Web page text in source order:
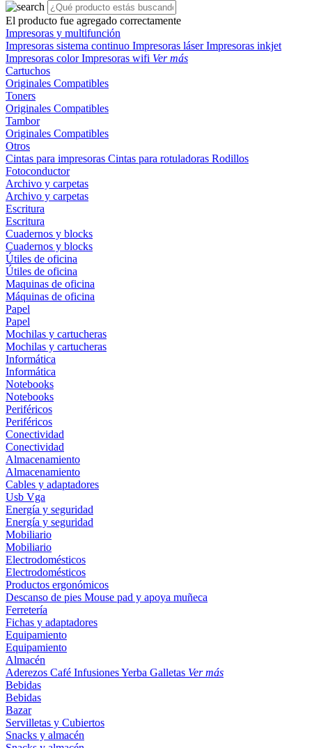
El producto fue agregado correctamente
Impresoras y multifunción
Impresoras sistema continuo Impresoras láserImpresoras inkjet
Impresoras colorImpresoras wifi Ver más
Cartuchos
Originales Compatibles
Toners
Originales Compatibles
Tambor
Originales Compatibles
Otros
Cintas para impresoras Cintas para rotuladoras Rodillos
Fotoconductor
Archivo y carpetas
Archivo y carpetas
Escritura
Escritura
Cuadernos y blocks
Cuadernos y blocks
Útiles de oficina
Útiles de oficina
Maquinas de oficina
Máquinas de oficina
Papel
Papel
Mochilas y cartucheras
Mochilas y cartucheras
Informática
Informática
Notebooks
Notebooks
Periféricos
Periféricos
Conectividad
Conectividad
Almacenamiento
Almacenamiento
Cables y adaptadores
Usb Vga
Energía y seguridad
Energía y seguridad
Mobiliario
Mobiliario
Electrodomésticos
Electrodomésticos
Productos ergonómicos
Descanso de pies Mouse pad y apoya muñeca
Ferretería
Fichas y adaptadores
Equipamiento
Equipamiento
Almacén
Aderezos Café InfusionesYerba Galletas Ver más
Bebidas
Bebidas
Bazar
Servilletas y Cubiertos
Snacks y almacén